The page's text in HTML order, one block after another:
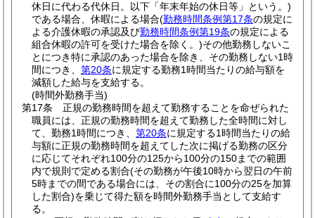
休日に代わる代休日。以下「年末年始の休日等」という。)
である場合、休暇による場合(勤務時間条例第17条の規定に
よる介護休暇の承認及び勤務時間条例第19条の規定による
組合休暇の許可を受けた場合を除く。)その他勤務しないこ
とにつき特に承認のあった場合を除き、その勤務しない1時
間につき、 第20条に規定する勤務1時間当たりの給与額を
減額した給与を支給する。
(時間外勤務手当)
第17条
正規の勤務時間を超えて勤務することを命ぜられた
職員には、正規の勤務時間を超えて勤務した全時間に対し
て、勤務1時間につき、 第20条に規定する1時間当たりの給
与額に正規の勤務時間を超えてした次に掲げる勤務の区分
に応じてそれぞれ100分の125から100分の150までの範囲
内で規則で定める割合(その勤務が午後10時から翌日の午前
5時までの間である場合には、その割合に100分の25を加算
した割合)を乗じて得た額を時間外勤務手当として支給す
る。